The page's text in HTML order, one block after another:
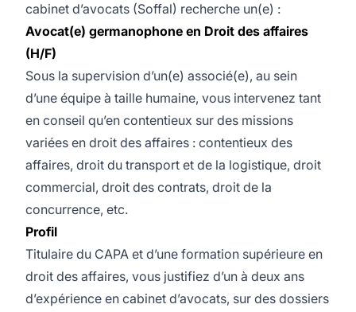
cabinet d’avocats (Soffal) recherche un(e) :
Avocat(e) germanophone en Droit des affaires
(H/F)
Sous la supervision d’un(e) associé(e), au sein
d’une équipe à taille humaine, vous intervenez tant
en conseil qu’en contentieux sur des missions
variées en droit des affaires : contentieux des
affaires, droit du transport et de la logistique, droit
commercial, droit des contrats, droit de la
concurrence, etc.
Profil
Titulaire du CAPA et d’une formation supérieure en
droit des affaires, vous justifiez d’un à deux ans
d’expérience en cabinet d’avocats, sur des dossiers